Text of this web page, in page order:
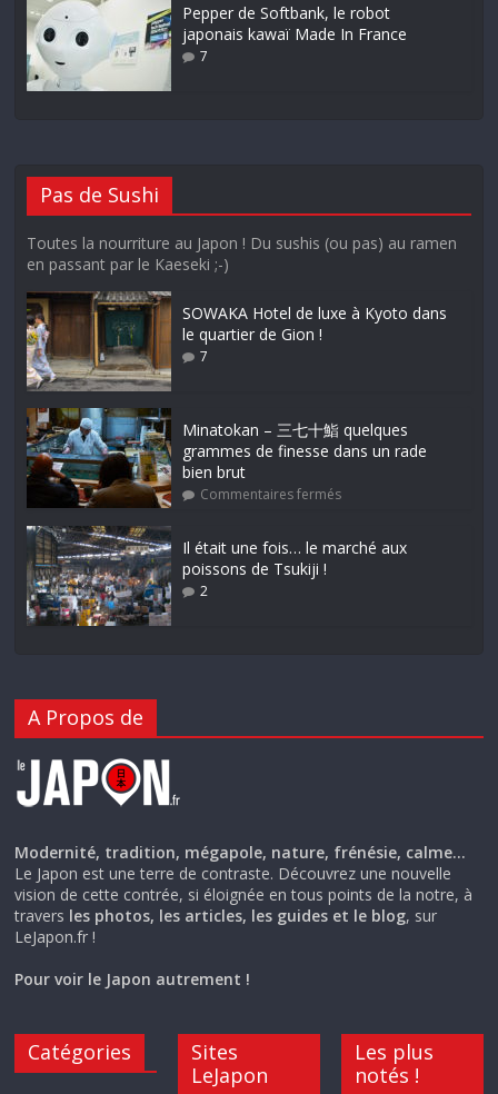
Pepper de Softbank, le robot
japonais kawaï Made In France
7
Pas de Sushi
Toutes la nourriture au Japon ! Du sushis (ou pas) au ramen
en passant par le Kaeseki ;-)
SOWAKA Hotel de luxe à Kyoto dans
le quartier de Gion !
7
Minatokan – 三七十鮨 quelques
grammes de finesse dans un rade
bien brut
Commentaires fermés
Il était une fois… le marché aux
poissons de Tsukiji !
2
A Propos de
Modernité, tradition, mégapole, nature, frénésie, calme…
Le Japon est une terre de contraste. Découvrez une nouvelle
vision de cette contrée, si éloignée en tous points de la notre, à
travers les photos, les articles, les guides et le blog, sur
LeJapon.fr !
Pour voir le Japon autrement !
Catégories
Sites
LeJapon
Les plus
notés !